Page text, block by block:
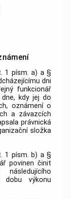
1 písm. a) a §
dni
funkcionář
kdy jej do
oznámení o
a závazcích
právnická
složka
1 písm. b) a §
povinen činit
dobu výkonu